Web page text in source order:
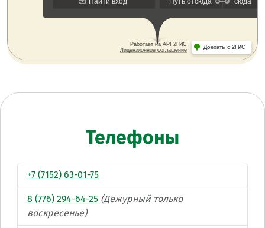
Телефоны
+7 (7152) 63-01-75
8 (776) 294-64-25 (Дежурный только
воскресенье)